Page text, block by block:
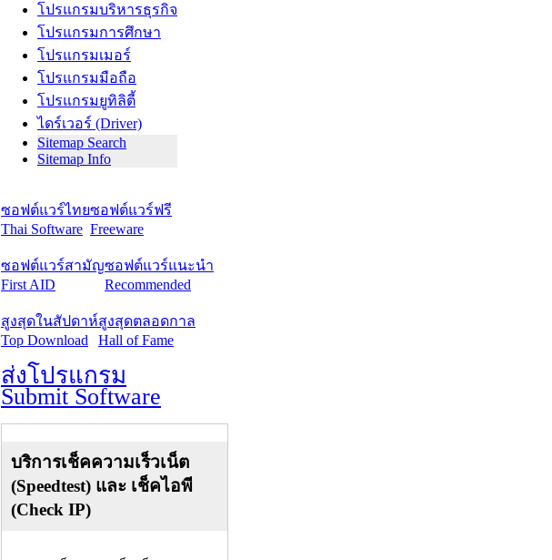
โปรแกรมบริหารธุรกิจ
โปรแกรมการศึกษา
โปรแกรมเมอร์
โปรแกรมมือถือ
โปรแกรมยูทิลิตี้
ไดร์เวอร์ (Driver)
Sitemap Search
Sitemap Info
ซอฟต์แวร์ไทย
Thai Software
ซอฟต์แวร์ฟรี
Freeware
ซอฟต์แวร์สามัญ
First AID
ซอฟต์แวร์แนะนำ
Recommended
สูงสุดในสัปดาห์
Top Download
สูงสุดตลอดกาล
Hall of Fame
ส่งโปรแกรม
Submit Software
บริการเช็คความเร็วเน็ต
(Speedtest) และ เช็คไอพี
(Check IP)